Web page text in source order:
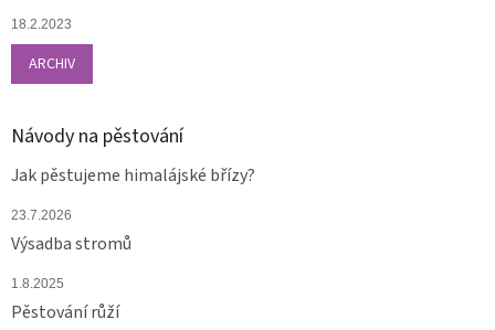
18.2.2023
ARCHIV
Návody na pěstování
Jak pěstujeme himalájské břízy?
23.7.2026
Výsadba stromů
1.8.2025
Pěstování růží